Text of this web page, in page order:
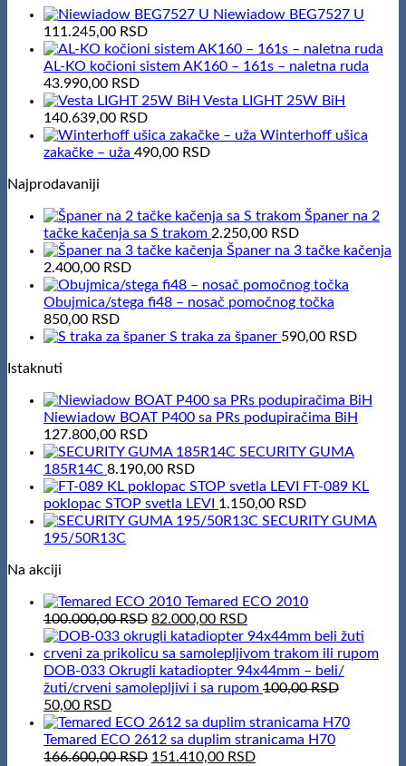
Niewiadow BEG7527 U
111.245,00 RSD
AL-KO kočioni sistem AK160 – 161s – naletna ruda
43.990,00 RSD
Vesta LIGHT 25W BiH
140.639,00 RSD
Winterhoff ušica
zakačke – uža 490,00 RSD
Najprodavaniji
Španer na 2
tačke kačenja sa S trakom 2.250,00 RSD
Španer na 3 tačke kačenja
2.400,00 RSD
Obujmica/stega fi48 – nosač pomočnog točka
850,00 RSD
S traka za španer 590,00 RSD
Istaknuti
Niewiadow BOAT P400 sa PRs podupiračima BiH
127.800,00 RSD
SECURITY GUMA
185R14C 8.190,00 RSD
FT-089 KL
poklopac STOP svetla LEVI 1.150,00 RSD
SECURITY GUMA
195/50R13C
Na akciji
Temared ECO 2010
100.000,00RSD Original
price
was:
100.000,00 RSD.
82.000,00 RSDCurrent
price
is:
82.000,00 RSD.
DOB-033 Okrugli katadiopter 94x44mm – beli/
žuti/crveni samolepljivi i sa rupom 100,00RSD
Original
price
was:
100,00 RSD.
50,00 RSDCurrent
price
is:
50,00 RSD.
Temared ECO 2612 sa duplim stranicama H70
166.600,00RSD Original
151.410,00 RSDCurrent